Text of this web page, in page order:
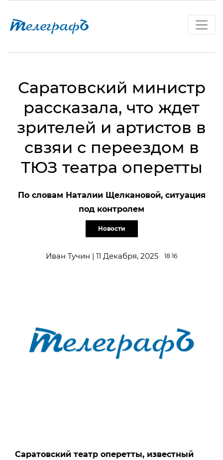
Саратовский министр
рассказала, что ждет
зрителей и артистов в
свзяи с переездом в
ТЮЗ театра оперетты
По словам Наталии Щелкановой, ситуация
под контролем
Новости
Иван Тучин | 11 Декабря, 2025 18:16
Саратовский театр оперетты, известный